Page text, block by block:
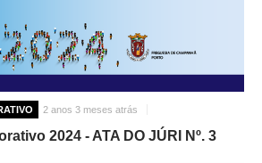
2 anos 3 meses atrás
2024 - ATA DO JÚRI Nº. 3